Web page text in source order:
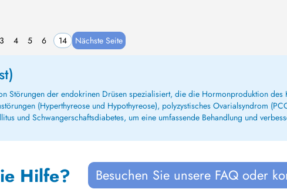
3 4 5 6 14 Nächste Seite
Störungen der endokrinen Drüsen spezialisiert, die die Hormonproduktion
(Hyperthyreose und Hypothyreose), polyzystisches Ovarialsyndrom
und Schwangerschaftsdiabetes, um eine umfassende Behandlung und
Hilfe? Besuchen Sie unsere FAQ oder